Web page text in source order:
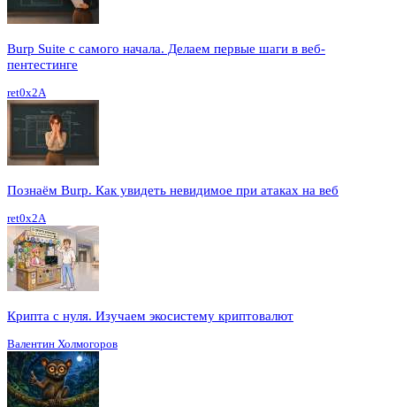
Burp Suite с самого начала. Делаем первые шаги в веб-
пентестинге
ret0x2A
Познаём Burp. Как увидеть невидимое при атаках на веб
ret0x2A
Крипта с нуля. Изучаем экосистему криптовалют
Валентин Холмогоров